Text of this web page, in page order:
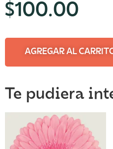
$100.00
AGREGAR AL
Te pudiera